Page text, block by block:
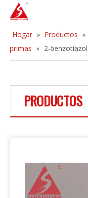
Hogar » Productos »
primas » 2-
PRODUCTOS